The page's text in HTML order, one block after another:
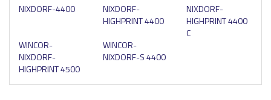
NIXDORF-4400
NIXDORF-
HIGHPRINT 4400
NIXDORF-
HIGHPRINT 4400
C
WINCOR-
NIXDORF-
HIGHPRINT 4500
WINCOR-
NIXDORF-S 4400